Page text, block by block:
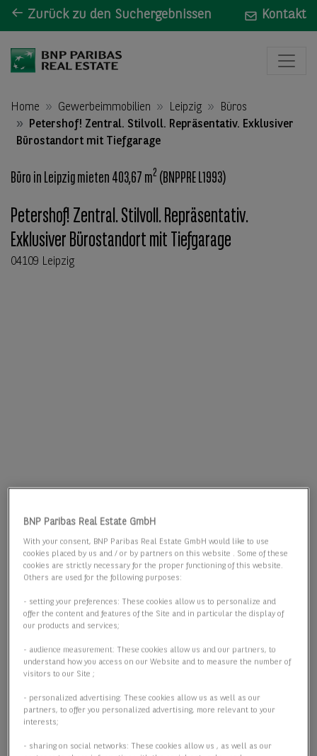
Zurück zu den Suchergebnissen Kontakt
Home Gewerbeimmobilien Leipzig
Büros
Petershof! Zentral. Stilvoll. Repräsentativ. Exklusiver
Bürostandort mit Tiefgarage
Büro in Leipzig mieten 403,67 m2 (BNPPRE L1993)
Petershof! Zentral. Stilvoll. Repräsentativ.
Exklusiver Bürostandort mit Tiefgarage
04109 Leipzig
BNP Paribas Real Estate GmbH
With your consent, BNP Paribas Real Estate GmbH would like to use
cookies placed by us and / or by partners on this website . Some of these
cookies are strictly necessary for the proper functioning of this website.
Others are used for the following purposes:
- setting your preferences: These cookies allow us to personalize and
offer the content and features of the Site and in particular the display of
our products and services;
- audience measurement: These cookies allow us and our partners, to
understand how you access on our Website and to measure the number of
visitors to our Site ;
- personalized advertising: These cookies allow us as well as our
partners, to offer you personalized advertising, more relevant to your
interests;
- sharing on social networks: These cookies allow us , as well as our